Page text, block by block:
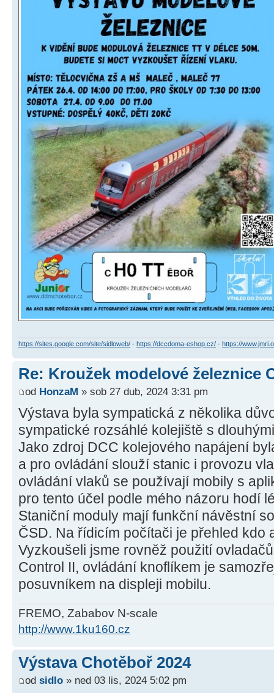
https://sites.google.com/site/sidloweb/ - https://dccdoma-eshop.cz/ - https://
Re: Kroužek modelové železnice
od HonzaM » sob 27 dub, 2024 3:31 pm
Výstava byla sympatická z několika
sympatické rozsáhlé kolejiště s
Jako zdroj DCC kolejového napájení
a pro ovládání slouží stanic i provozu
ovládání vlaků se používají mobily s
pro tento účel podle mého názoru hodí
Staniční moduly mají funkční návěstní
ČSD. Na řídicím počítači je přehled kdo
Vyzkoušeli jsme rovněž použití
Control II, ovládání knoflíkem je
posuvníkem na displeji mobilu.
FREMO, Zababov N-scale
http://www.1ku160.cz
Výstava Chotěboř 2024
od sidlo » ned 03 lis, 2024 5:02 pm